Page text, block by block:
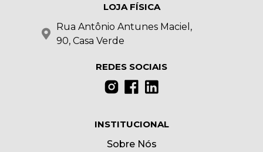
LOJA FÍSICA
Rua Antônio Antunes Maciel,
90, Casa Verde
REDES SOCIAIS
INSTITUCIONAL
Sobre Nós